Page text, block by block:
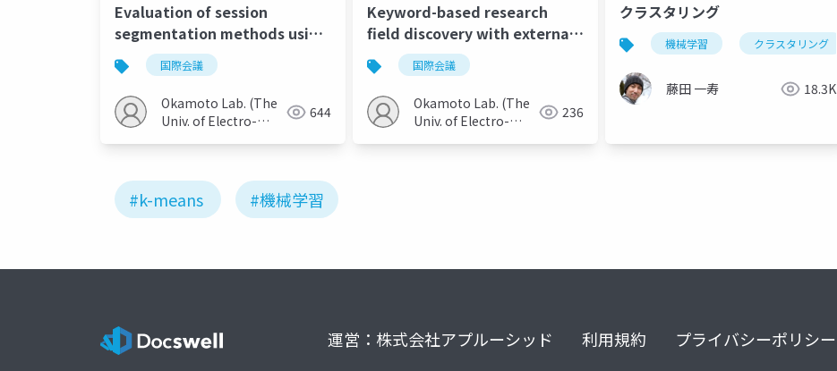
Evaluation of session
segmentation methods using
behavior and text
embeddings
国際会議
Okamoto Lab. (The
Univ. of Electro-
644
Keyword-based research
field discovery with external
knowledge aware
hierarchical co-clustering
国際会議
Okamoto Lab. (The
Univ. of Electro-
236
クラスタリング
機械学習 クラスタリング
藤田 一寿 18.3K
#k-means #機械学習
運営：株式会社アプルーシッド 利用規約 プライバシーポリシー